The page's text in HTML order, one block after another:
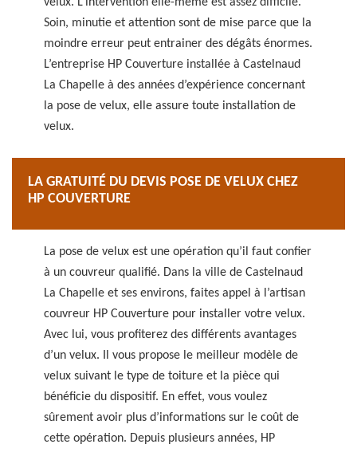
Soin, minutie et attention sont de mise parce que la
moindre erreur peut entrainer des dégâts énormes.
L’entreprise HP Couverture installée à Castelnaud
La Chapelle à des années d’expérience concernant
la pose de velux, elle assure toute installation de
velux.
LA GRATUITÉ DU DEVIS POSE DE VELUX CHEZ
HP COUVERTURE
La pose de velux est une opération qu’il faut confier
à un couvreur qualifié. Dans la ville de Castelnaud
La Chapelle et ses environs, faites appel à l’artisan
couvreur HP Couverture pour installer votre velux.
Avec lui, vous profiterez des différents avantages
d’un velux. Il vous propose le meilleur modèle de
velux suivant le type de toiture et la pièce qui
bénéficie du dispositif. En effet, vous voulez
sûrement avoir plus d’informations sur le coût de
cette opération. Depuis plusieurs années, HP